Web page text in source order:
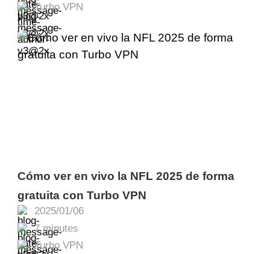
Turbo VPN
2025/01/06
7 minutes
Turbo VPN
Cómo ver en vivo la NFL 2025 de forma
gratuita con Turbo VPN